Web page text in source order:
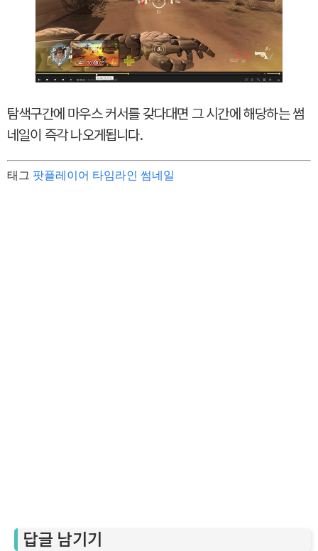
탐색구간에 마우스 커서를 갖다대면 그 시간에 해당하는 썸
네일이 즉각 나오게됩니다.
태그 팟플레이어 타임라인 썸네일
답글 남기기